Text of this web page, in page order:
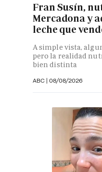
Fran Susín,
Mercadona y
leche que
A simple vista,
pero la realidad
bien distinta
ABC | 08/08/2026